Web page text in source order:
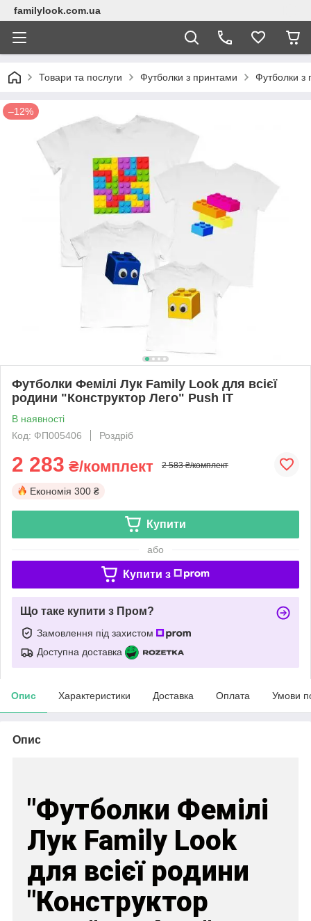
familylook.com.ua
Товари та послуги Футболки з принтами Футболки з
–12%
Футболки Фемілі Лук Family Look для всієї
родини "Конструктор Лего" Push IT
В наявності
Код: ФП005406
Роздріб
2 283 ₴/комплект 2 583 ₴/комплект
Економія 300 ₴
Купити
або
Купити з
Що таке купити з Пром?
Замовлення під захистом
Доступна доставка
Опис Характеристики Доставка Оплата Умови
Опис
"Футболки Фемілі
Лук Family Look
для всієї родини
"Конструктор